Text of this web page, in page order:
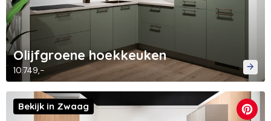
Olijfgroene hoekkeuken
10.749,-
Bekijk in Zwaag